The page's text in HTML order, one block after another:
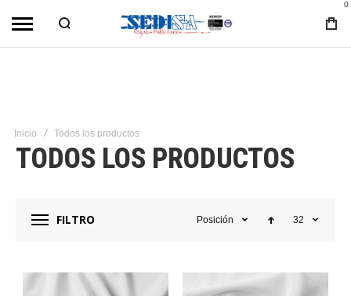
0
Inicio Todos los productos
TODOS LOS PRODUCTOS
FILTRO Posición 32